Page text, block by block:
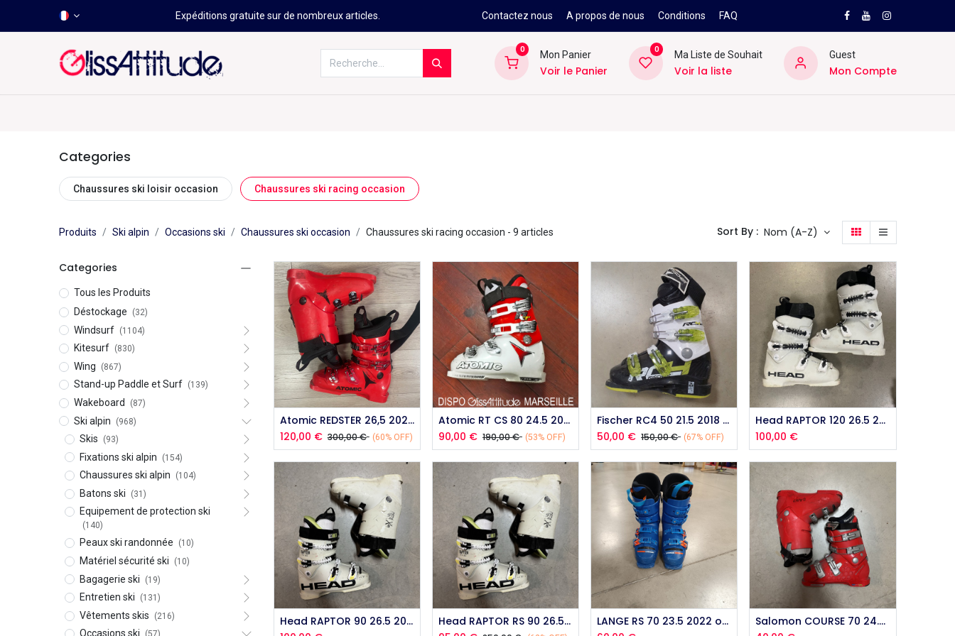
Expéditions gratuite sur de nombreux articles. Contactez nous A propos de nous Conditions FAQ
0
Mon Panier
Voir le Panier
0
Ma Liste de Souhait
Voir la liste
Guest
Mon Compte
Categories
Chaussures ski loisir occasion Chaussures ski racing occasion
Produits Ski alpin Occasions ski Chaussures ski occasion Chaussures ski racing occasion - 9 articles Sort By : Nom (A-Z)
Categories
Tous les Produits
Déstockage
(32)
Windsurf (1104)
Kitesurf (830)
Wing (867)
Stand-up Paddle et Surf (139)
Wakeboard (87)
Ski alpin (968)
Skis (93)
Fixations ski alpin (154)
Chaussures ski alpin (104)
Batons ski (31)
Equipement de protection ski
(140)
Peaux ski randonnée (10)
Matériel sécurité ski (10)
Bagagerie ski (19)
Entretien ski (131)
Vêtements skis (216)
Occasions ski
Ajouter au panier
Atomic REDSTER 26,5 2022 occasion
120,00 € 300,00€ (60% OFF)
Ajouter au panier
Atomic RT CS 80 24.5 2012 Occasion
90,00 € 190,00€ (53% OFF)
Ajouter au panier
Fischer RC4 50 21.5 2018 Occasion
50,00 € 150,00€ (67% OFF)
Ajouter au panier
Head RAPTOR 120 26.5 2021 occasion
100,00 €
Ajouter au panier
Head RAPTOR 90 26.5 2013 Occasion
Ajouter au panier
Head RAPTOR RS 90 26.5 2019 Occasion
Ajouter au panier
LANGE RS 70 23.5 2022 occasion
Ajouter au panier Salomon COURSE 70 24.5 2008 Occasion